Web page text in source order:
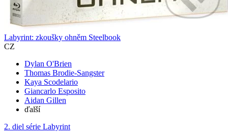
Labyrint: zkoušky ohněm Steelbook
CZ
Dylan O'Brien
Thomas Brodie-Sangster
Kaya Scodelario
Giancarlo Esposito
Aidan Gillen
ďalší
2. diel série Labyrint